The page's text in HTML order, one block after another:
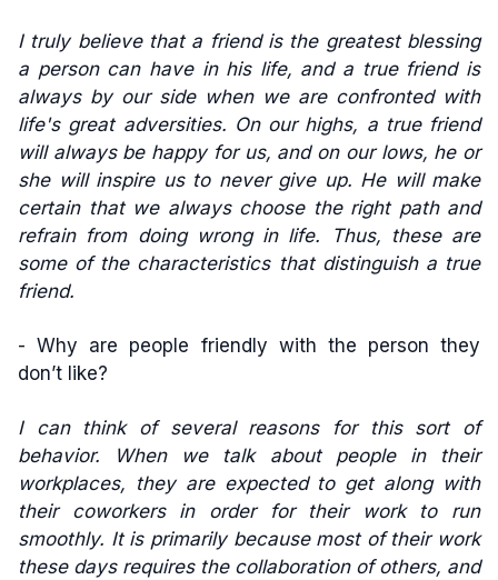
I truly believe that a friend is the greatest blessing
a person can have in his life, and a true friend is
always by our side when we are confronted with
life's great adversities. On our highs, a true friend
will always be happy for us, and on our lows, he or
she will inspire us to never give up. He will make
certain that we always choose the right path and
refrain from doing wrong in life. Thus, these are
some of the characteristics that distinguish a true
friend.
- Why are people friendly with the person they
don’t like?
I can think of several reasons for this sort of
behavior. When we talk about people in their
workplaces, they are expected to get along with
their coworkers in order for their work to run
smoothly. It is primarily because most of their work
these days requires the collaboration of others, and